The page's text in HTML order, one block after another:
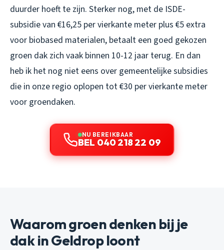
duurder hoeft te zijn. Sterker nog, met de ISDE-
subsidie van €16,25 per vierkante meter plus €5 extra
voor biobased materialen, betaalt een goed gekozen
groen dak zich vaak binnen 10-12 jaar terug. En dan
heb ik het nog niet eens over gemeentelijke subsidies
die in onze regio oplopen tot €30 per vierkante meter
voor groendaken.
NU BEREIKBAAR
BEL 040 218 22 09
Waarom groen denken bij je
dak in Geldrop loont